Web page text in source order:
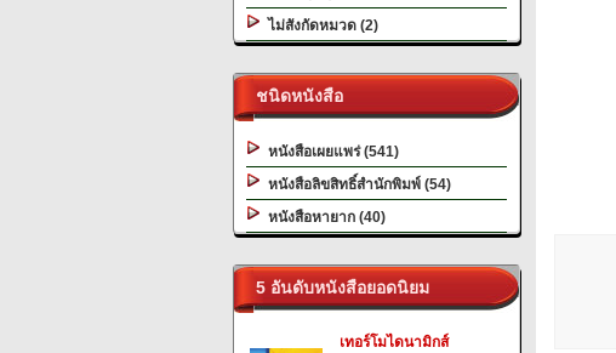
ไม่สังกัดหมวด (2)
ชนิดหนังสือ
หนังสือเผยแพร่ (541)
หนังสือลิขสิทธิ์สำนักพิมพ์ (54)
หนังสือหายาก (40)
5 อันดับหนังสือยอดนิยม
เทอร์โมไดนามิกส์